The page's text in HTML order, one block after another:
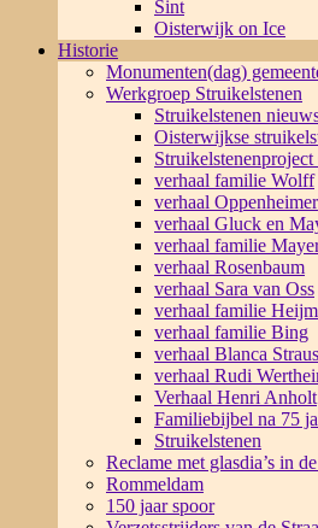
Sint
Oisterwijk on Ice
Historie
Monumenten(dag)
Werkgroep Struikelstenen
Struikelstenen
Oisterwijkse
verhaal familie Wolff
verhaal Oppenheimer
verhaal Gluck en
verhaal familie
verhaal Rosenbaum
verhaal Sara van Oss
verhaal familie
verhaal familie Bing
verhaal Blanca
verhaal Rudi
Verhaal Henri Anholt
Familiebijbel na 75
Struikelstenen
Reclame met glasdia’s in
Rommeldam
150 jaar spoor